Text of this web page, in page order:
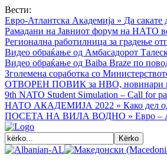
Вести:
Евро-Атлантска Академија » Да
Рамадани на Јавниот форум на НАТО
Регионална работилница за градење
Видео обраќањe од Амбасадорот
Видео обраќање од Baiba Braze по
Зголемена соработка со
ОТВОРЕН ПОВИК за НВО, новинари
9th NATO Student Simulation – Call for
НАТО АКАДЕМИЈА 2022 » Како дел
ПОСЕТА НА ВИЛА ВОДНО » Евро –